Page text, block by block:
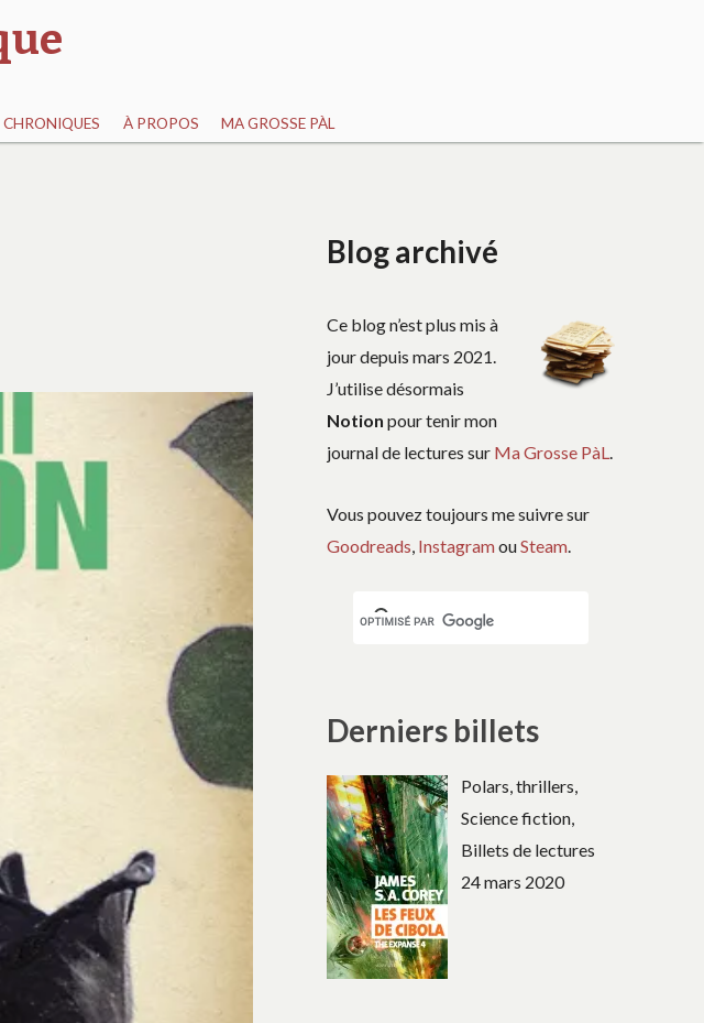
À PROPOS MA GROSSE PÀL
Blog archivé
Ce blog n’est plus mis à
jour depuis mars 2021.
J’utilise désormais
Notion pour tenir mon
journal de lectures sur Ma Grosse PàL.
Vous pouvez toujours me suivre sur
Goodreads, InstagramouSteam.
Derniers billets
Polars, thrillers,
Science fiction,
Billets de lectures
24 mars 2020